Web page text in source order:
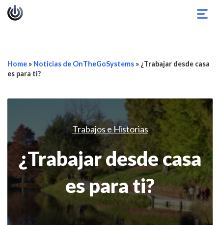
Home » Noticias de OnTheGoSystems » ¿Trabajar desde casa
es para ti?
Trabajos e Historias
¿Trabajar desde casa
es para ti?